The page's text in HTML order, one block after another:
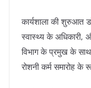
कार्यशाला की शुरुआत
स्वास्थ्य के
विभाग के प्रमुख के
रोशनी कर्म समारोह के